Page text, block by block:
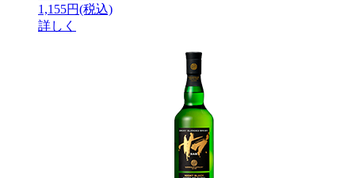
1,155円(税込)
詳しく